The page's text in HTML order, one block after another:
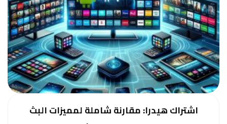
اشتراك هيدرا: مقارنة شاملة لمميزات البث